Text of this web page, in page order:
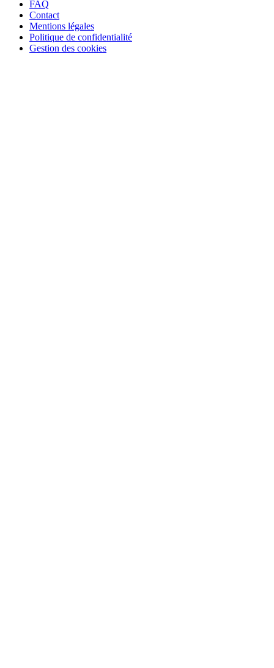
FAQ
Contact
Mentions légales
Politique de confidentialité
Gestion des cookies